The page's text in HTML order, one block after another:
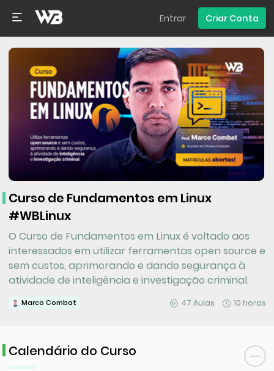
Entrar Criar Conta
Curso de Fundamentos em Linux
#WBLinux
O Curso de Fundamentos em Linux é voltado aos
interessados em utilizar ferramentas open source e
sem custos, aprimorando e dando segurança à
atividade de inteligência e investigação criminal.
Marco Combat 47 Aulas 10 horas
Calendário do Curso